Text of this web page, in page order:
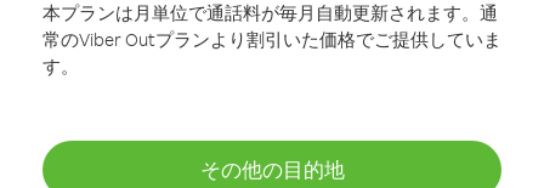
本プランは月単位で通話料が毎月自動更新されます。通
常のViber Outプランより割引いた価格でご提供していま
す。
その他の目的地